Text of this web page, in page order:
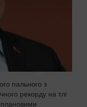
пального з
рекорду на тлі